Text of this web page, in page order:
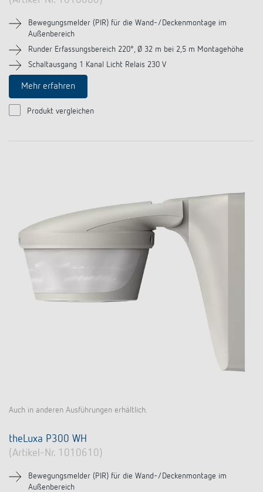
Bewegungsmelder (PIR) für die Wand-/Deckenmontage im
Außenbereich
Runder Erfassungsbereich 220°, Ø 32 m bei 2,5 m Montagehöhe
Schaltausgang 1 Kanal Licht Relais 230 V
Mehr erfahren
Produkt vergleichen
Auch in anderen Ausführungen erhältlich.
theLuxa P300 WH
(Artikel-Nr. 1010610)
Bewegungsmelder (PIR) für die Wand-/Deckenmontage im
Außenbereich